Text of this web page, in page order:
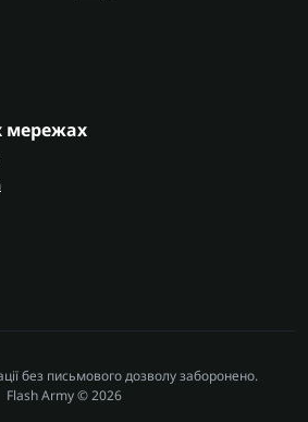
мережах
без письмового дозволу заборонено.
Flash Army © 2026